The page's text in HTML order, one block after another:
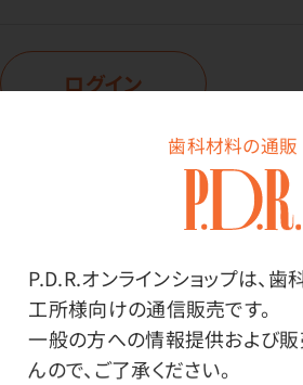
歯科材料の通販
P.D.R.オンラインショップは、歯
工所様向けの通信販売です。
一般の方への情報提供および販
んので、ご了承ください。
ログイン
商品番号：
○
ブラック
サイズ：
3XLサイズ